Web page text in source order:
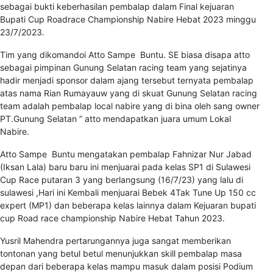
sebagai bukti keberhasilan pembalap dalam Final kejuaran
Bupati Cup Roadrace Championship Nabire Hebat 2023 minggu
23/7/2023.
Tim yang dikomandoi Atto Sampe Buntu. SE biasa disapa atto
sebagai pimpinan Gunung Selatan racing team yang sejatinya
hadir menjadi sponsor dalam ajang tersebut ternyata pembalap
atas nama Rian Rumayauw yang di skuat Gunung Selatan racing
team adalah pembalap local nabire yang di bina oleh sang owner
PT.Gunung Selatan ” atto mendapatkan juara umum Lokal
Nabire.
Atto Sampe Buntu mengatakan pembalap Fahnizar Nur Jabad
(Iksan Lala) baru baru ini menjuarai pada kelas SP1 di Sulawesi
Cup Race putaran 3 yang berlangsung (16/7/23) yang lalu di
sulawesi ,Hari ini Kembali menjuarai Bebek 4Tak Tune Up 150 cc
expert (MP1) dan beberapa kelas lainnya dalam Kejuaran bupati
cup Road race championship Nabire Hebat Tahun 2023.
Yusril Mahendra pertarungannya juga sangat memberikan
tontonan yang betul betul menunjukkan skill pembalap masa
depan dari beberapa kelas mampu masuk dalam posisi Podium